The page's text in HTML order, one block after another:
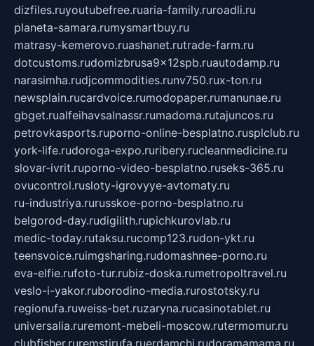
dizfiles.ruyoutubefree.ruaria-family.ruroadli.ru
planeta-samara.rumysmartbuy.ru
matrasy-kemerovo.ruashanet.rutrade-farm.ru
dotcustoms.rudomizbrusa9x12spb.ruautodamp.ru
narasimha.rudjcommodities.runv750.rux-ton.ru
newsplain.rucardvoice.rumodopaper.rumanunae.ru
gbget.rualfeihavsalnassr.rumadoma.rutajuncos.ru
petrovkasports.ruporno-online-besplatno.rusplclub.ru
york-life.rudoroga-expo.ruribery.rucleanmedicine.ru
slovar-ivrit.ruporno-video-besplatno.ruseks-365.ru
ovucontrol.rusloty-igrovyye-avtomaty.ru
ru-industriya.rurusskoe-porno-besplatno.ru
belgorod-day.rudigilith.rupichkurovlab.ru
medic-today.rutaksu.rucomp123.rudon-ykt.ru
teensvoice.ruimgsharing.rudomashnee-porno.ru
eva-elfie.rufoto-tur.rubiz-doska.rumetropoltravel.ru
veslo-i-yakor.ruborodino-media.rurostotsky.ru
regionufa.ruweiss-bet.ruzaryna.rucasinotablet.ru
universalia.ruremont-mebeli-moscow.rutermomur.ru
clubfisher.ruremstirufa.ruerdamchi.rudoramamama.ru